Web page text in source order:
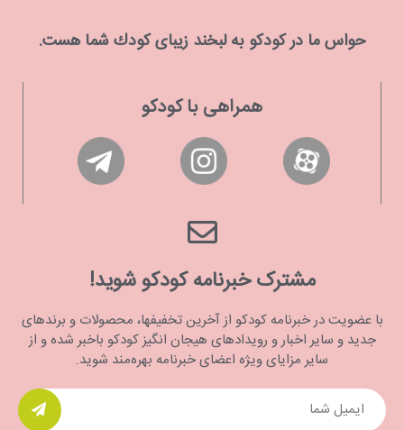
حواس ما در كودكو به لبخند زیبای كودك شما هست.
همراهی با کودکو
مشترک خبرنامه کودکو شوید!
با عضویت در خبرنامه کودکو از آخرین تخفیفها، محصولات و برندهای
جدید و سایر اخبار و رویدادهای هیجان انگیز کودکو باخبر شده و از
سایر مزایای ویژه اعضای خبرنامه بهره‌مند شوید.